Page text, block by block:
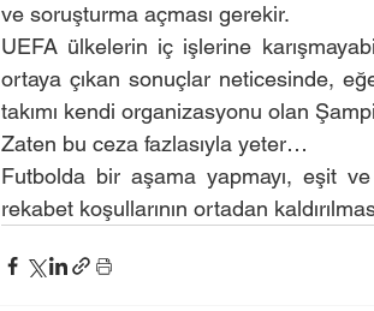
ve soruşturma açması gerekir.
UEFA ülkelerin iç işlerine
ortaya çıkan sonuçlar neticesinde,
takımı kendi organizasyonu olan
Zaten bu ceza fazlasıyla yeter…
Futbolda bir aşama yapmayı, eşit
rekabet koşullarının ortadan